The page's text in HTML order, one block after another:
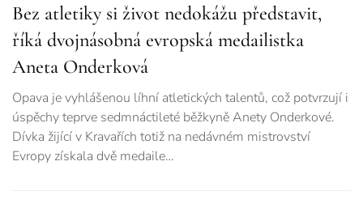
Bez atletiky si život nedokážu představit,
říká dvojnásobná evropská medailistka
Aneta Onderková
Opava je vyhlášenou líhní atletických talentů, což potvrzují i
úspěchy teprve sedmnáctileté běžkyně Anety Onderkové.
Dívka žijící v Kravařích totiž na nedávném mistrovství
Evropy získala dvě medaile…